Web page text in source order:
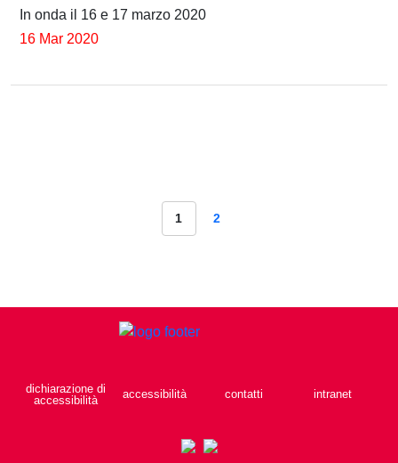
In onda il 16 e 17 marzo 2020
16 Mar 2020
1 2
dichiarazione di
accessibilità
accessibilità contatti intranet